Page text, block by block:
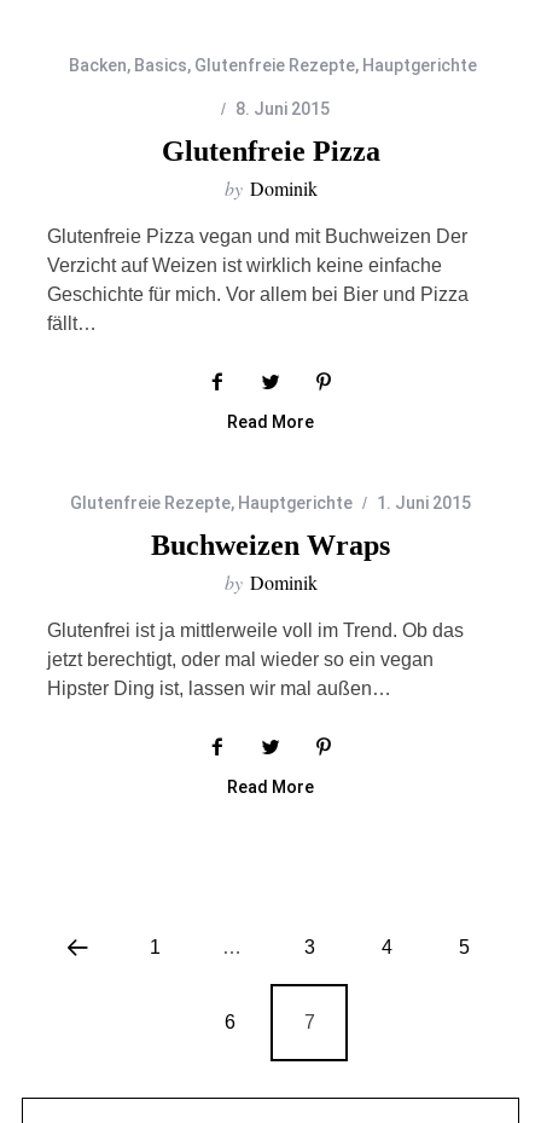
Backen, Basics, Glutenfreie Rezepte, Hauptgerichte
8. Juni 2015
Glutenfreie Pizza
by Dominik
Glutenfreie Pizza vegan und mit Buchweizen Der
Verzicht auf Weizen ist wirklich keine einfache
Geschichte für mich. Vor allem bei Bier und Pizza
fällt…
Read More
Glutenfreie Rezepte, Hauptgerichte 1. Juni 2015
Buchweizen Wraps
by Dominik
Glutenfrei ist ja mittlerweile voll im Trend. Ob das
jetzt berechtigt, oder mal wieder so ein vegan
Hipster Ding ist, lassen wir mal außen…
Read More
1 … 3 4 5
6 7